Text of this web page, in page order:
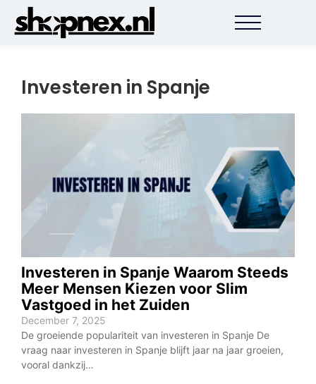
Investeren in Spanje
Investeren in Spanje Waarom Steeds
Meer Mensen Kiezen voor Slim
Vastgoed in het Zuiden
December 7, 2025
De groeiende populariteit van investeren in Spanje De
vraag naar investeren in Spanje blijft jaar na jaar groeien,
vooral dankzij…